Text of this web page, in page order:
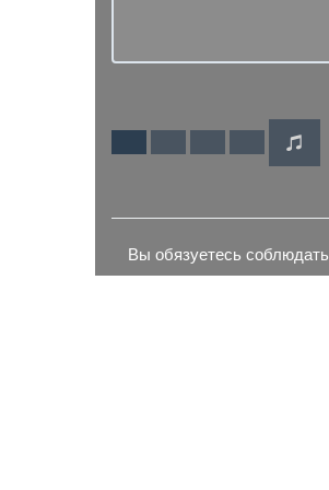
Вы обязуетесь соблюдать